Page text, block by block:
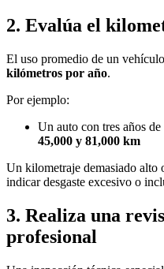
2. Evalúa el
El uso promedio de un
kilómetros por año.
Por ejemplo:
Un auto con tres años
45,000 y 81,000 km
Un kilometraje demasiado alto
indicar desgaste excesivo o
3. Realiza una
profesional